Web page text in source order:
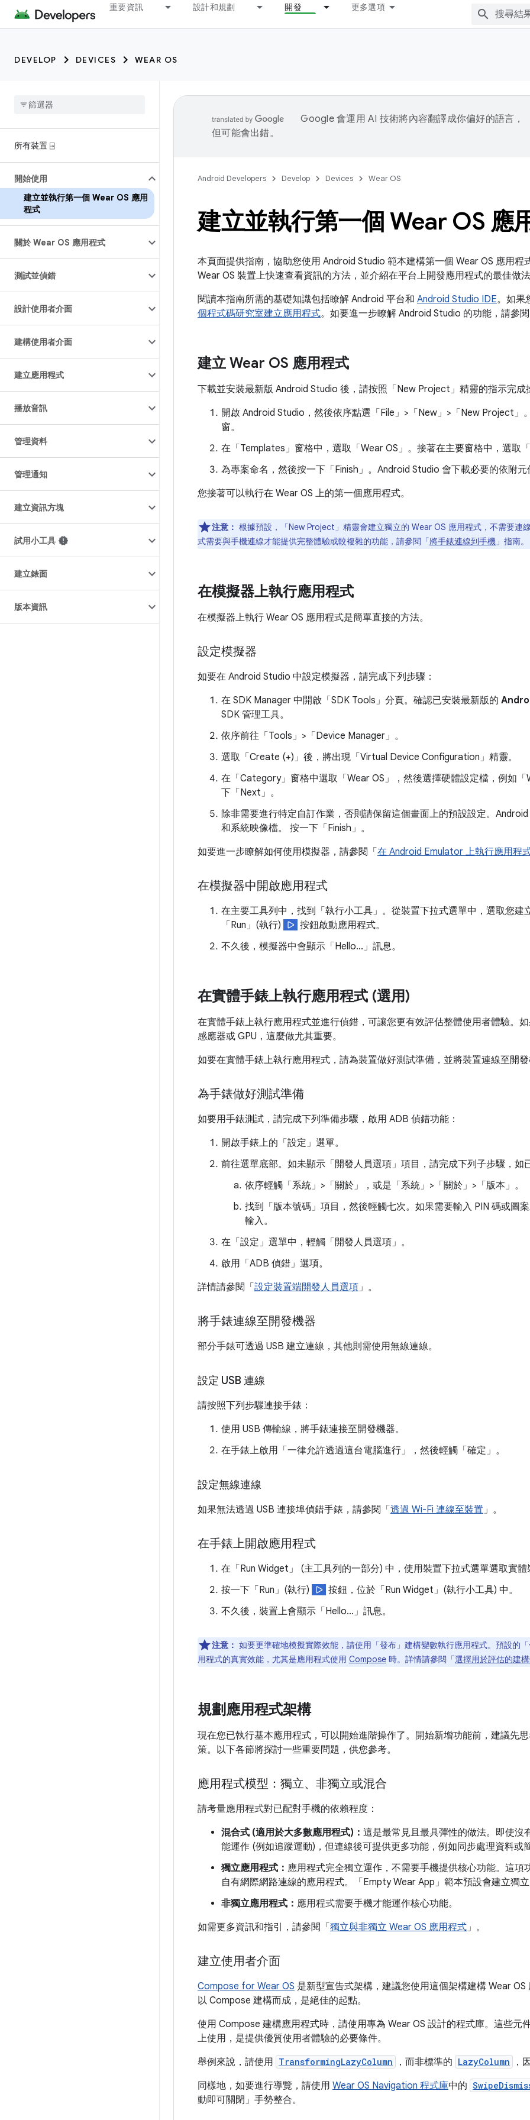
重要資訊 設計和規劃 開發 更多選項
DEVELOP DEVICES WEAR OS
所有裝置 ⍈
開始使用
建立並執行第一個 Wear OS 應用
程式
關於 Wear OS 應用程式
測試並偵錯
設計使用者介面
建構使用者介面
建立應用程式
播放音訊
管理資料
管理通知
建立資訊方塊
試用小工具
建立錶面
版本資訊
Google 會運用 AI 技術將內容翻譯成你偏好的語言，
但可能會出錯。
Android Developers Develop Devices Wear OS
建立並執行第一個 Wear OS 應
本頁面提供指南，協助您使用 Android Studio 範本建構第一個 Wear OS 應用程
Wear OS 裝置上快速查看資訊的方法，並介紹在平台上開發應用程式的最佳做
閱讀本指南所需的基礎知識包括瞭解 Android 平台和 Android Studio IDE。如果
個程式碼研究室建立應用程式。如要進一步瞭解 Android Studio 的功能，請參
建立 Wear OS 應用程式
下載並安裝最新版 Android Studio 後，請按照「New Project」 精靈的指示完成
開啟 Android Studio，然後依序點選「File」>「New」>「New Project」
窗。
在「Templates」 窗格中，選取「Wear OS」 。接著在主要窗格中，選取
為專案命名，然後按一下「Finish」 。Android Studio 會下載必要的依附
您接著可以執行在 Wear OS 上的第一個應用程式。
注意： 根據預設，「New Project」 精靈會建立獨立的 Wear OS 應用程式，不需要連
式需要與手機連線才能提供完整體驗或較複雜的功能，請參閱「將手錶連線到手機 」指南。
在模擬器上執行應用程式
在模擬器上執行 Wear OS 應用程式是簡單直接的方法。
設定模擬器
如要在 Android Studio 中設定模擬器，請完成下列步驟：
在 SDK Manager 中開啟「SDK Tools」 分頁。確認已安裝最新版的
SDK 管理工具。
依序前往「Tools」>「Device Manager」 。
選取「Create (+)」 後，將出現「Virtual Device Configuration」 精靈。
在「Category」 窗格中選取「Wear OS」
，然後選擇硬體設定檔，例如「
下「Next」 。
除非需要進行特定自訂作業，否則請保留這個畫面上的預設設定。
和系統映像檔。 按一下「Finish」 。
如要進一步瞭解如何使用模擬器，請參閱「 在 Android Emulator 上執行應用程
在模擬器中開啟應用程式
在主要工具列中，找到「執行小工具」 。從裝置下拉式選單中，選取您建
「Run」(執行)
按鈕啟動應用程式。
不久後，模擬器中會顯示「Hello...」訊息。
在實體手錶上執行應用程式 (選用)
在實體手錶上執行應用程式並進行偵錯，可讓您更有效評估整體使用者體驗。
感應器或 GPU，這麼做尤其重要。
如要在實體手錶上執行應用程式，請為裝置做好測試準備，並將裝置連線至開
為手錶做好測試準備
如要用手錶測試，請完成下列準備步驟，啟用 ADB 偵錯功能：
開啟手錶上的「設定」 選單。
前往選單底部。如未顯示「開發人員選項」 項目，請完成下列子步驟，如
依序輕觸「系統」>「關於」
，或是「系統」>「關於」>「版本」 。
找到「版本號碼」 項目，然後輕觸七次。如果需要輸入 PIN 碼或圖
輸入。
在「設定」 選單中，輕觸「開發人員選項」 。
啟用「ADB 偵錯」 選項。
詳情請參閱「 設定裝置端開發人員選項」。
將手錶連線至開發機器
部分手錶可透過 USB 建立連線，其他則需使用無線連線。
設定 USB 連線
請按照下列步驟連接手錶：
使用 USB 傳輸線，將手錶連接至開發機器。
在手錶上啟用「一律允許透過這台電腦進行」
，然後輕觸「確定」 。
設定無線連線
如果無法透過 USB 連接埠偵錯手錶，請參閱「 透過 Wi-Fi 連線至裝置」。
在手錶上開啟應用程式
在「Run Widget」
(主工具列的一部分) 中，使用裝置下拉式選單選取實體
按一下「Run」(執行)
按鈕，位於「Run Widget」(執行小工具) 中。
不久後，裝置上會顯示「Hello...」訊息。
注意： 如要更準確地模擬實際效能，請使用「發布」建構變數執行應用程式。預設的
用程式的真實效能，尤其是應用程式使用 Compose 時。詳情請參閱「選擇用於評估的建
規劃應用程式架構
現在您已執行基本應用程式，可以開始進階操作了。開始新增功能前，建議先
策。以下各節將探討一些重要問題，供您參考。
應用程式模型：獨立、非獨立或混合
請考量應用程式對已配對手機的依賴程度：
混合式 (適用於大多數應用程式)： 這是最常見且最具彈性的做法。即使沒
能運作 (例如追蹤運動)，但連線後可提供更多功能，例如同步處理資料或
獨立應用程式： 應用程式完全獨立運作，不需要手機提供核心功能。這項
自有網際網路連線的應用程式。「Empty Wear App」範本預設會建立獨
非獨立應用程式： 應用程式需要手機才能運作核心功能。
如需更多資訊和指引，請參閱「 獨立與非獨立 Wear OS 應用程式」。
建立使用者介面
Compose for Wear OS 是新型宣告式架構，建議您使用這個架構建構 Wear
以 Compose 建構而成，是絕佳的起點。
使用 Compose 建構應用程式時，請使用專為 Wear OS 設計的程式庫。這些元
上使用，是提供優質使用者體驗的必要條件。
舉例來說，請使用 TransformingLazyColumn ，而非標準的 LazyColumn
，
同樣地，如要進行導覽，請使用 Wear OS Navigation 程式庫中的
動即可關閉」手勢整合。